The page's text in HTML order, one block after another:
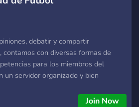
debatir y compartir
contamos con diversas formas de
para los miembros del
un servidor organizado y bien
miembros del servidor que fomentan el
Join Now